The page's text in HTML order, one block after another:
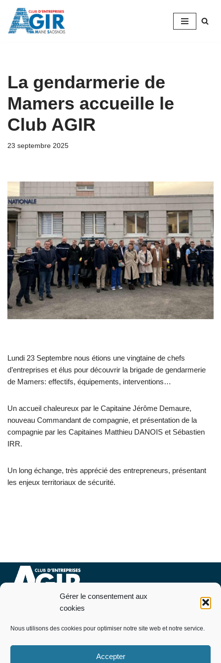
Gérer le consentement aux
cookies
Nous utilisons des cookies pour optimiser notre site web et notre service.
Accepter
Aller
La gendarmerie de
Mamers accueille le
Club AGIR
23 septembre 2025
Lundi 23 Septembre nous étions une vingtaine de chefs
d’entreprises et élus pour découvrir la brigade de gendarmerie
de Mamers: effectifs, équipements, interventions…
Un accueil chaleureux par le Capitaine Jérôme Demaure,
nouveau Commandant de compagnie, et présentation de la
compagnie par les Capitaines Matthieu DANOIS et Sébastien
IRR.
Un long échange, très apprécié des entrepreneurs, présentant
les enjeux territoriaux de sécurité.
Télécharger le bulletin d’adhésion